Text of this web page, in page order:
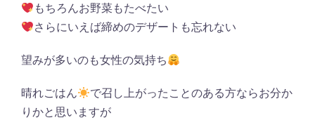
もちろんお野菜もたべたい
さらにいえば締めのデザートも忘れない
望みが多いのも女性の気持ち
晴れごはん
で召し上がったことのある方ならお分か
りかと思いますが